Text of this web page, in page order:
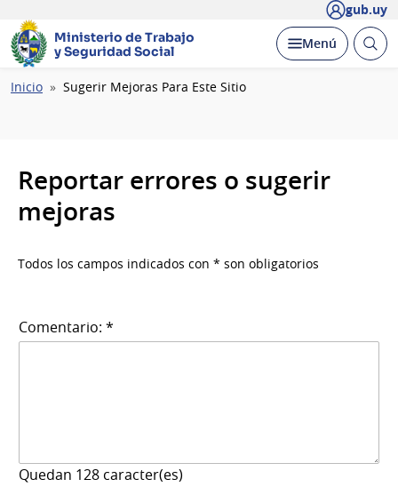
gub.uy
Ministerio de Trabajo
y Seguridad Social
Desplegar
Menú Abrir
Ruta
Inicio Sugerir Mejoras Para Este Sitio
Reportar errores o sugerir
mejoras
Todos los campos indicados con * son obligatorios
Comentario: *
Quedan 128 caracter(es)